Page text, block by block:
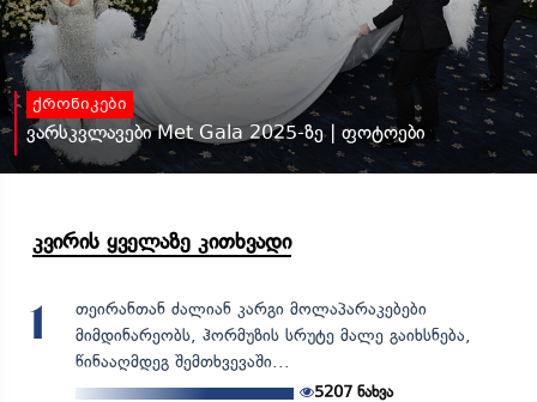
ქრონიკები
ვარსკვლავები Met Gala 2025-ზე | ფოტოები
კვირის ყველაზე კითხვადი
1
თეირანთან ძალიან კარგი მოლაპარაკებები
მიმდინარეობს, ჰორმუზის სრუტე მალე გაიხსნება,
წინააღმდეგ შემთხვევაში...
5207 ნახვა